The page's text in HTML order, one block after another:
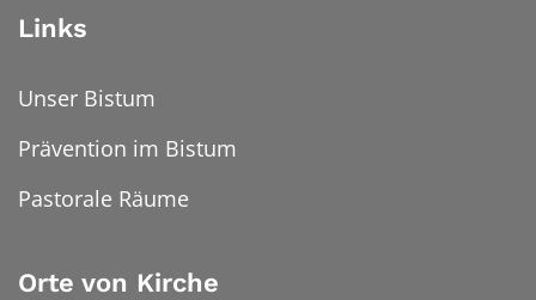
Links
Unser Bistum
Prävention im Bistum
Pastorale Räume
Orte von Kirche